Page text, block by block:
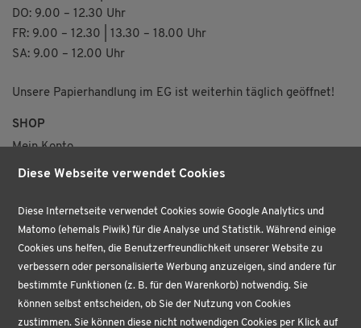
DO: 9.00 – 12.30 Uhr
FR: 9.00 – 12.30 | 13.30 – 18.00 Uhr
SA: 9.00 – 12.00 Uhr
Unsere Papierhandlung im EG ist weiterhin täglich geöffnet!
SHOP
Mein Konto
Merkzettel
VERTRAG WIDERRUFEN
VERTRAG WIDERRUFEN
AKTUELLES
BÜROPROFI
PAPETERIE
Diese Webseite verwendet Cookies
Diese Internetseite verwendet Cookies sowie Google Analytics und
Matomo (ehemals Piwik) für die Analyse und Statistik. Während einige
Cookies uns helfen, die Benutzerfreundlichkeit unserer Website zu
verbessern oder personalisierte Werbung anzuzeigen, sind andere für
bestimmte Funktionen (z. B. für den Warenkorb) notwendig. Sie
können selbst entscheiden, ob Sie der Nutzung von Cookies
zustimmen. Sie können diese nicht notwendigen Cookies per Klick auf